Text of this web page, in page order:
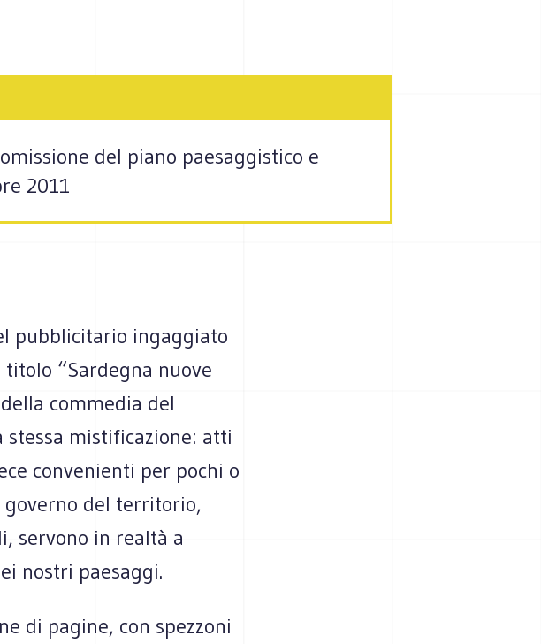
del piano paesaggistico e
2011
pubblicitario ingaggiato
“Sardegna nuove
commedia del
mistificazione: atti
convenienti per pochi o
governo del territorio,
servono in realtà a
nostri paesaggi.
di pagine, con spezzoni